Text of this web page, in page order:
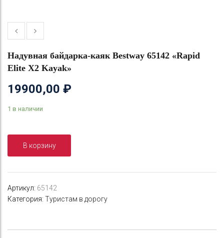
Надувная байдарка-каяк Bestway 65142 «Rapid
Elite X2 Kayak»
19900,00 ₽
1 в наличии
В корзину
Артикул: 65142
Категория: Туристам в дорогу